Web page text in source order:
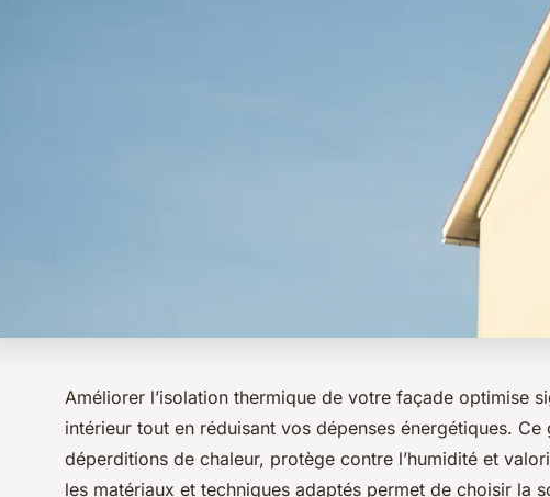
Améliorer l’isolation thermique de votre façade optimise
intérieur tout en réduisant vos dépenses énergétiques.
déperditions de chaleur, protège contre l’humidité et
les matériaux et techniques adaptés permet de choisir la